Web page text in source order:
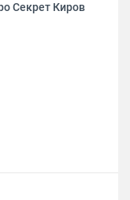
Секрет Киров